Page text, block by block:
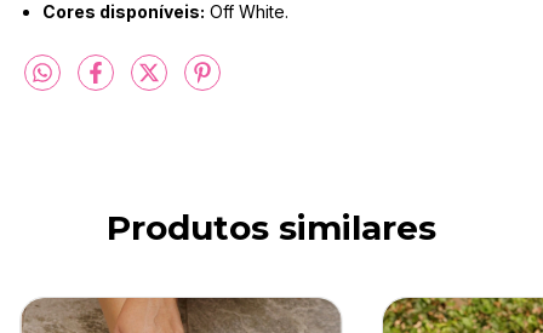
Cores disponíveis: Off White.
Produtos similares